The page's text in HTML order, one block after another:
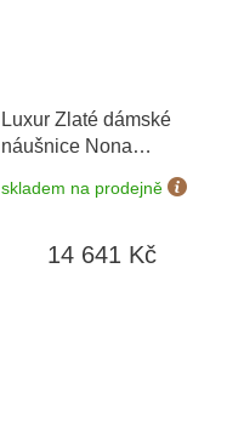
Luxur Zlaté dámské
náušnice Nona
výměny do 90 dní
skladem na prodejně
14 641 Kč